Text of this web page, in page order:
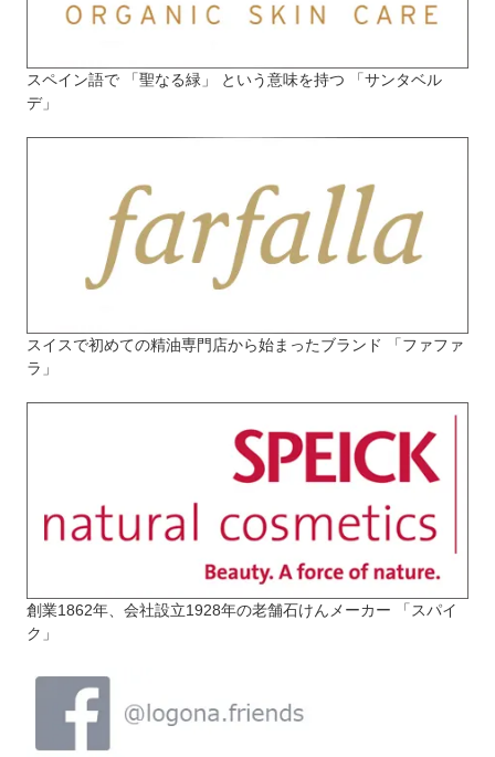
スペイン語で 「聖なる緑」 という意味を持つ 「サンタベル
デ」
スイスで初めての精油専門店から始まったブランド 「ファファ
ラ」
創業1862年、会社設立1928年の老舗石けんメーカー 「スパイ
ク」